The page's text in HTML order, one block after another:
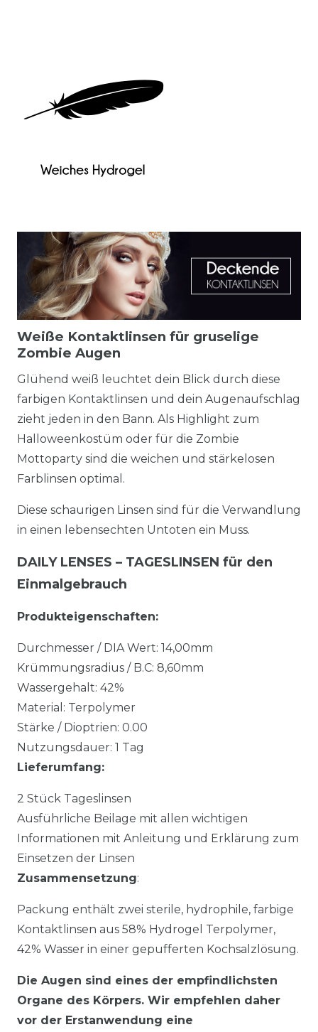
Weiße Kontaktlinsen für gruselige
Zombie Augen
Glühend weiß leuchtet dein Blick durch diese
farbigen Kontaktlinsen und dein Augenaufschlag
zieht jeden in den Bann. Als Highlight zum
Halloweenkostüm oder für die Zombie
Mottoparty sind die weichen und stärkelosen
Farblinsen optimal.
Diese schaurigen Linsen sind für die Verwandlung
in einen lebensechten Untoten ein Muss.
DAILY LENSES – TAGESLINSEN für den
Einmalgebrauch
Produkteigenschaften:
Durchmesser / DIA Wert: 14,00mm
Krümmungsradius / B.C: 8,60mm
Wassergehalt: 42%
Material: Terpolymer
Stärke / Dioptrien: 0.00
Nutzungsdauer: 1 Tag
Lieferumfang:
2 Stück Tageslinsen
Ausführliche Beilage mit allen wichtigen
Informationen mit Anleitung und Erklärung zum
Einsetzen der Linsen
Zusammensetzung:
Packung enthält zwei sterile, hydrophile, farbige
Kontaktlinsen aus 58% Hydrogel Terpolymer,
42% Wasser in einer gepufferten Kochsalzlösung.
Die Augen sind eines der empfindlichsten
Organe des Körpers. Wir empfehlen daher
vor der Erstanwendung eine